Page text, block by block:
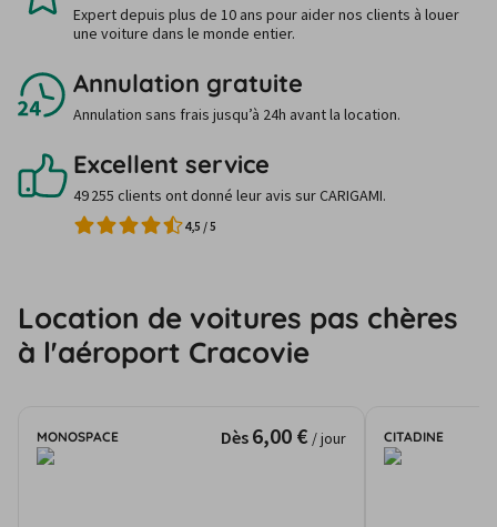
Expert depuis plus de 10 ans pour aider nos clients à louer
une voiture dans le monde entier.
Annulation gratuite
Annulation sans frais jusqu’à 24h avant la location.
Excellent service
49 255 clients ont donné leur avis sur CARIGAMI.
4,5 /5
Location de voitures pas chères
à l'aéroport Cracovie
MONOSPACE Dès 6,00 € / jour CITADINE